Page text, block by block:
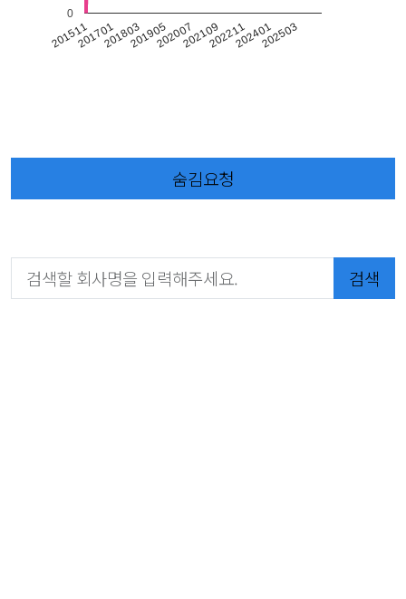
201511201701201803201905202007202109202211202401202503
0
숨김요청
검색